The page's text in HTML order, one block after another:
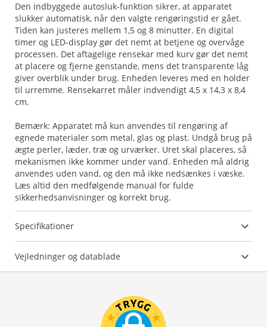
Den indbyggede autosluk-funktion sikrer, at apparatet
slukker automatisk, når den valgte rengøringstid er gået.
Tiden kan justeres mellem 1,5 og 8 minutter. En digital
timer og LED-display gør det nemt at betjene og overvåge
processen. Det aftagelige rensekar med kurv gør det nemt
at placere og fjerne genstande, mens det transparente låg
giver overblik under brug. Enheden leveres med en holder
til urremme. Rensekarret måler indvendigt 4,5 x 14,3 x 8,4
cm.
Bemærk: Apparatet må kun anvendes til rengøring af
egnede materialer som metal, glas og plast. Undgå brug på
ægte perler, læder, træ og urværker. Uret skal placeres, så
mekanismen ikke kommer under vand. Enheden må aldrig
anvendes uden vand, og den må ikke nedsænkes i væske.
Læs altid den medfølgende manual for fulde
sikkerhedsanvisninger og korrekt brug.
Specifikationer
Vejledninger og datablade